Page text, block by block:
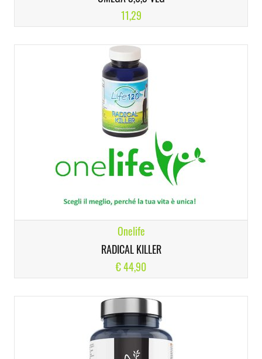
11,29
Onelife
RADICAL KILLER
€ 44,90